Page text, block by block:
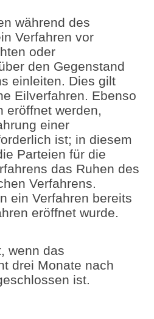
während des
Verfahren vor
oder
den Gegenstand
einleiten. Dies gilt
Eilverfahren. Ebenso
eröffnet werden,
einer
ist; in diesem
Parteien für die
das Ruhen des
Verfahrens.
ein Verfahren bereits
eröffnet wurde.
wenn das
drei Monate nach
ist.